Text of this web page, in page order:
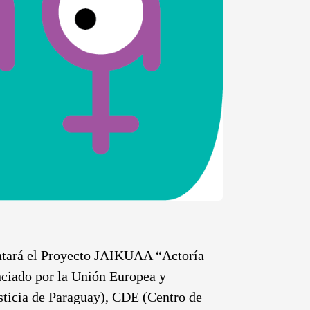
el Proyecto JAIKUAA “Actoría
por la Unión Europea y
de Paraguay), CDE (Centro de